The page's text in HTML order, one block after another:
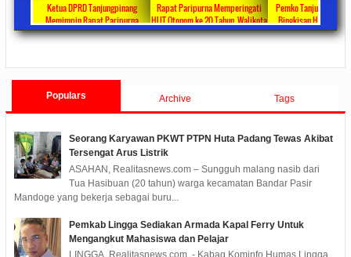
Ketua DPRD Tanjungpinang
Memimpin Rapat Paripurna
Pengesahan Ranperda Perubahan
Rapat Paripurna Memperingati
HUT Otonom ke 20 Tahun, Walikota
Rahma Paparkan Capaian
Pemko Tanjung
Bingkisan Hari Raya
Untuk Masyarakat
Populars Archive Tags
Seorang Karyawan PKWT PTPN Huta Padang Tewas Akibat
Tersengat Arus Listrik
ASAHAN, Realitasnews.com – Sungguh malang nasib dari
Tua Hasibuan (20 tahun) warga kecamatan Bandar Pasir
Mandoge yang bekerja sebagai buru...
Pemkab Lingga Sediakan Armada Kapal Ferry Untuk
Mengangkut Mahasiswa dan Pelajar
LINGGA, Realitasnews.com - Kabag Kominfo Humas Lingga,